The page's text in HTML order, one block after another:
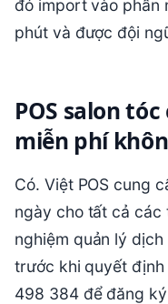
đó import vào phần
phút và được đội
POS salon
miễn phí
Có. Việt POS cung
ngày cho tất cả các
nghiệm quản lý
trước khi quyết định
498 384 để đăng